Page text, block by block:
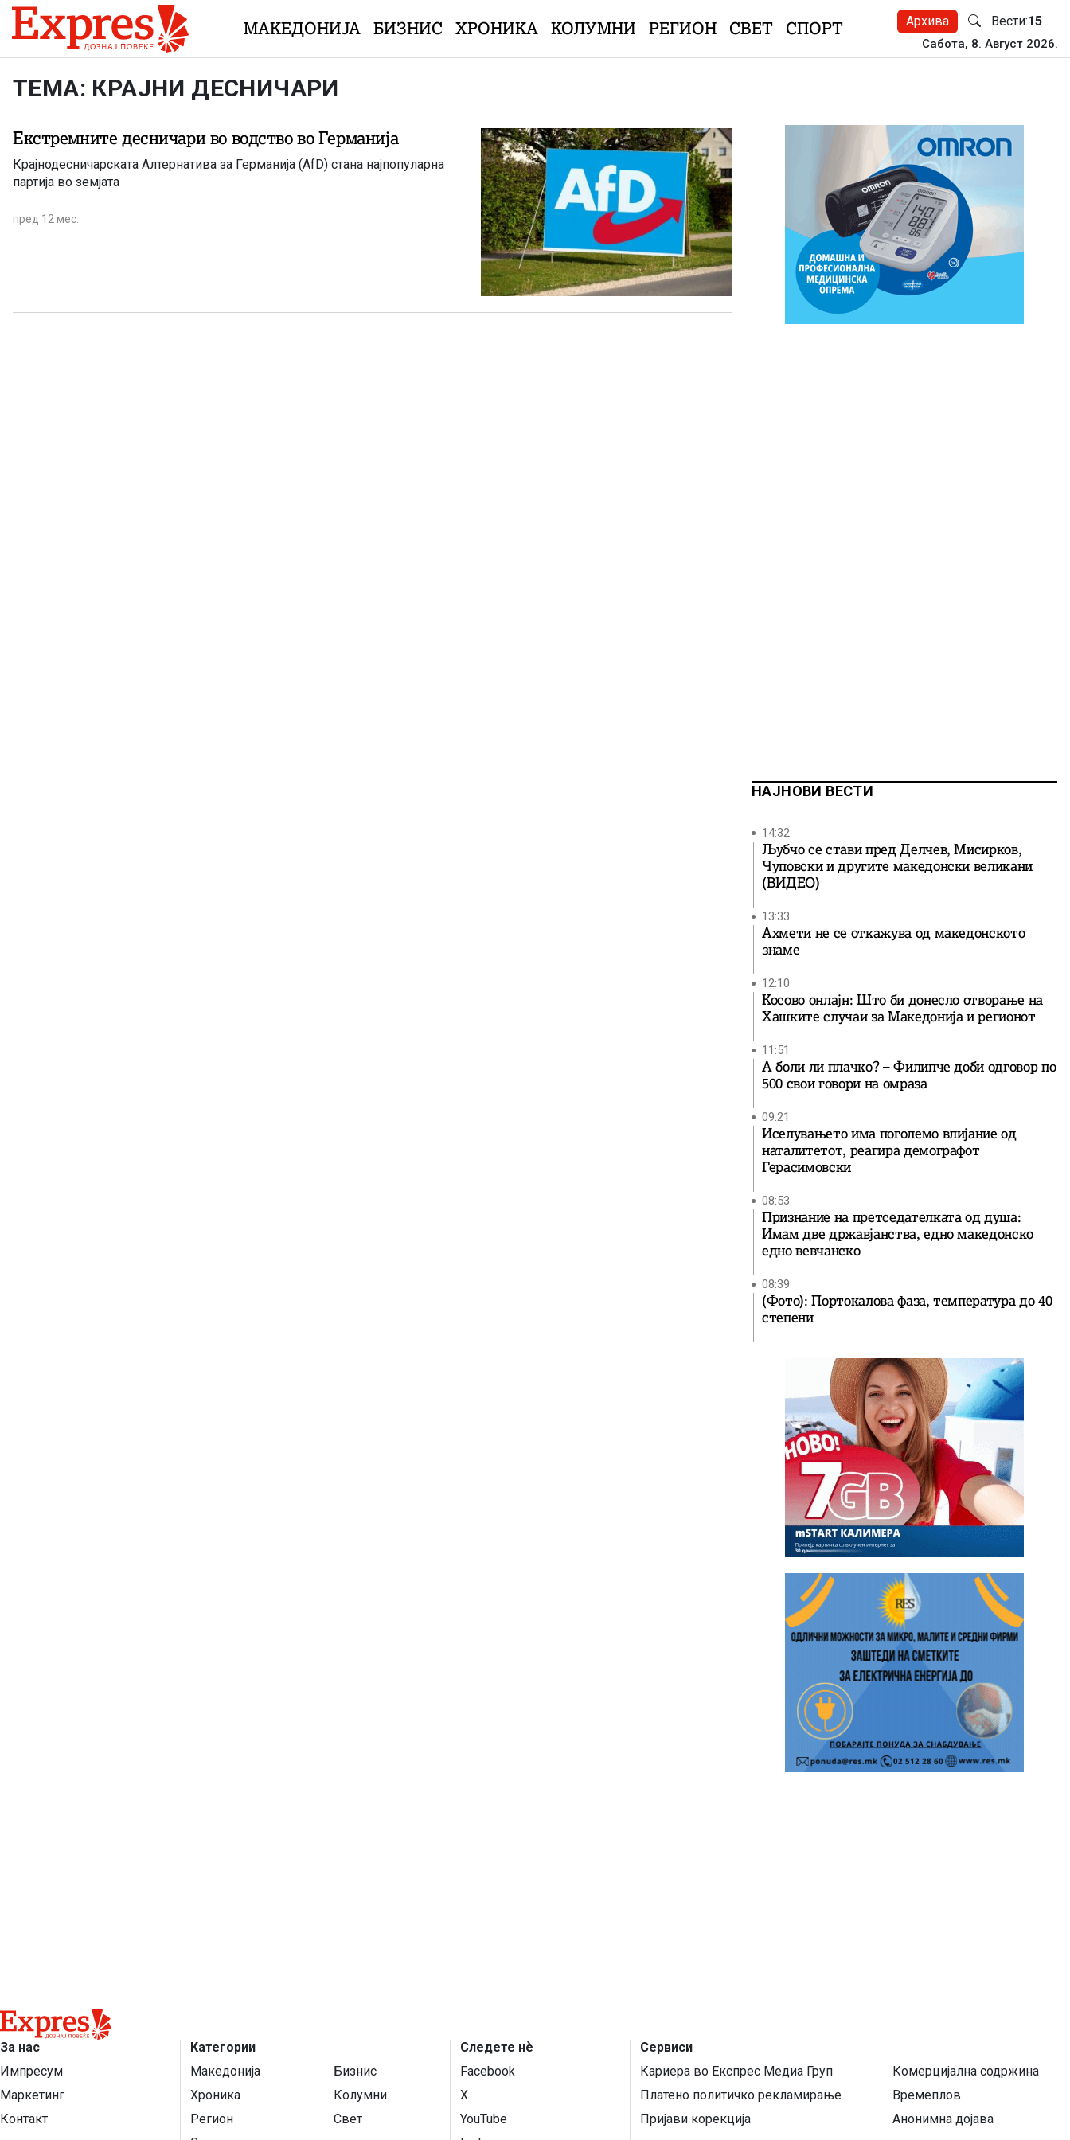
Skip to content
МАКЕДОНИЈА БИЗНИС ХРОНИКА КОЛУМНИ РЕГИОН СВЕТ СПОРТ Архива Вести:15
Сабота, 8. Август 2026.
ТЕМА: КРАЈНИ ДЕСНИЧАРИ
Екстремните десничари во водство во Германија
Крајнодесничарската Алтернатива за Германија (AfD) стана најпопуларна
партија во земјата
пред 12 мес.
НАЈНОВИ ВЕСТИ
14:32
Љубчо се стави пред Делчев, Мисирков,
Чуповски и другите македонски великани
(ВИДЕО)
13:33
Ахмети не се откажува од македонското
знаме
12:10
Косово онлајн: Што би донесло отворање на
Хашките случаи за Македонија и регионот
11:51
А боли ли плачко? – Филипче доби одговор по
500 свои говори на омраза
09:21
Иселувањето има поголемо влијание од
наталитетот, реагира демографот
Герасимовски
08:53
Признание на претседателката од душа:
Имам две државјанства, едно македонско
едно вевчанско
08:39
(Фото): Портокалова фаза, температура до 40
степени
За нас
Импресум
Маркетинг
Контакт
Категории
Македонија
Бизнис
Хроника
Колумни
Регион
Свет
Следете нѐ
Facebook
X
YouTube
Сервиси
Кариера во Експрес Медиа Груп
Комерцијална содржина
Платено политичко рекламирање
Времеплов
Пријави корекција
Анонимна дојава